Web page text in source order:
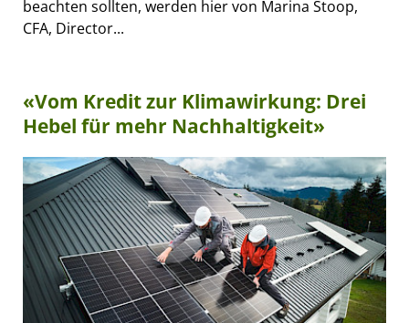
beachten sollten, werden hier von Marina Stoop,
CFA, Director...
«Vom Kredit zur Klimawirkung: Drei
Hebel für mehr Nachhaltigkeit»